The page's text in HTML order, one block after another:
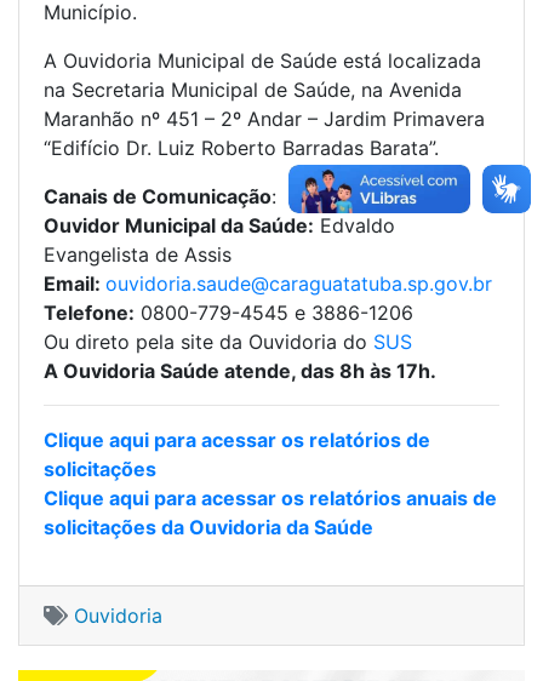
Município.
A Ouvidoria Municipal de Saúde está localizada
na Secretaria Municipal de Saúde, na Avenida
Maranhão nº 451 – 2º Andar – Jardim Primavera
“Edifício Dr. Luiz Roberto Barradas Barata”.
Canais de Comunicação:
Ouvidor Municipal da Saúde: Edvaldo
Evangelista de Assis
Email: ouvidoria.saude@caraguatatuba.sp.gov.br
Telefone: 0800-779-4545 e 3886-1206
Ou direto pela site da Ouvidoria do SUS
A Ouvidoria Saúde atende, das 8h às 17h.
Clique aqui para acessar os relatórios de
solicitações
Clique aqui para acessar os relatórios anuais de
solicitações da Ouvidoria da Saúde
Ouvidoria